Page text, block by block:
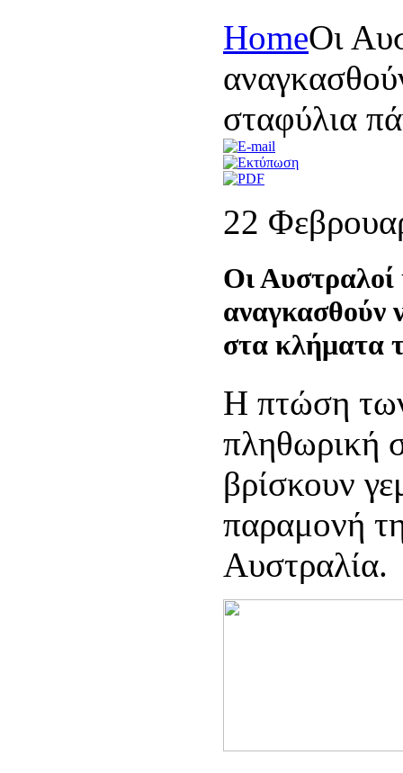
HomeΟι
σταφύλια
22
Οι Αυστραλοί
αναγκασθούν
στα κλήματα
Η πτώση
πληθωρική
βρίσκουν
παραμονή
Αυστραλία.